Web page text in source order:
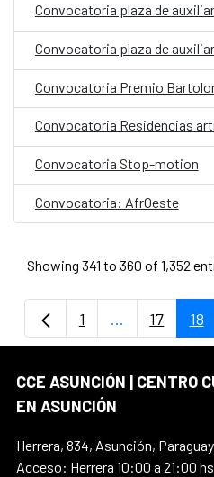
Convocatoria Premio
Convocatoria Residencias
Convocatoria Stop-motion
Convocatoria: AfrOeste
Showing 341 to 360 of 1,352
Page
1 ...Intermediate
Page
17 18
CCE ASUNCIÓN | CENTRO
EN ASUNCIÓN
Herrera, 834, Asunción, Paraguay
Acceso: Herrera 10:00 a 21:00 hs